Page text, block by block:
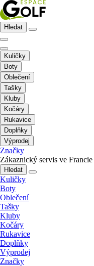
Hledat
Kuličky
Boty
Oblečení
Tašky
Kluby
Kočáry
Rukavice
Doplňky
Výprodej
Značky
Zákaznický servis ve Francie
Hledat
Kuličky
Boty
Oblečení
Tašky
Kluby
Kočáry
Rukavice
Doplňky
Výprodej
Značky